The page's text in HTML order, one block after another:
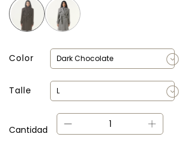
Color
Talle
Cantidad